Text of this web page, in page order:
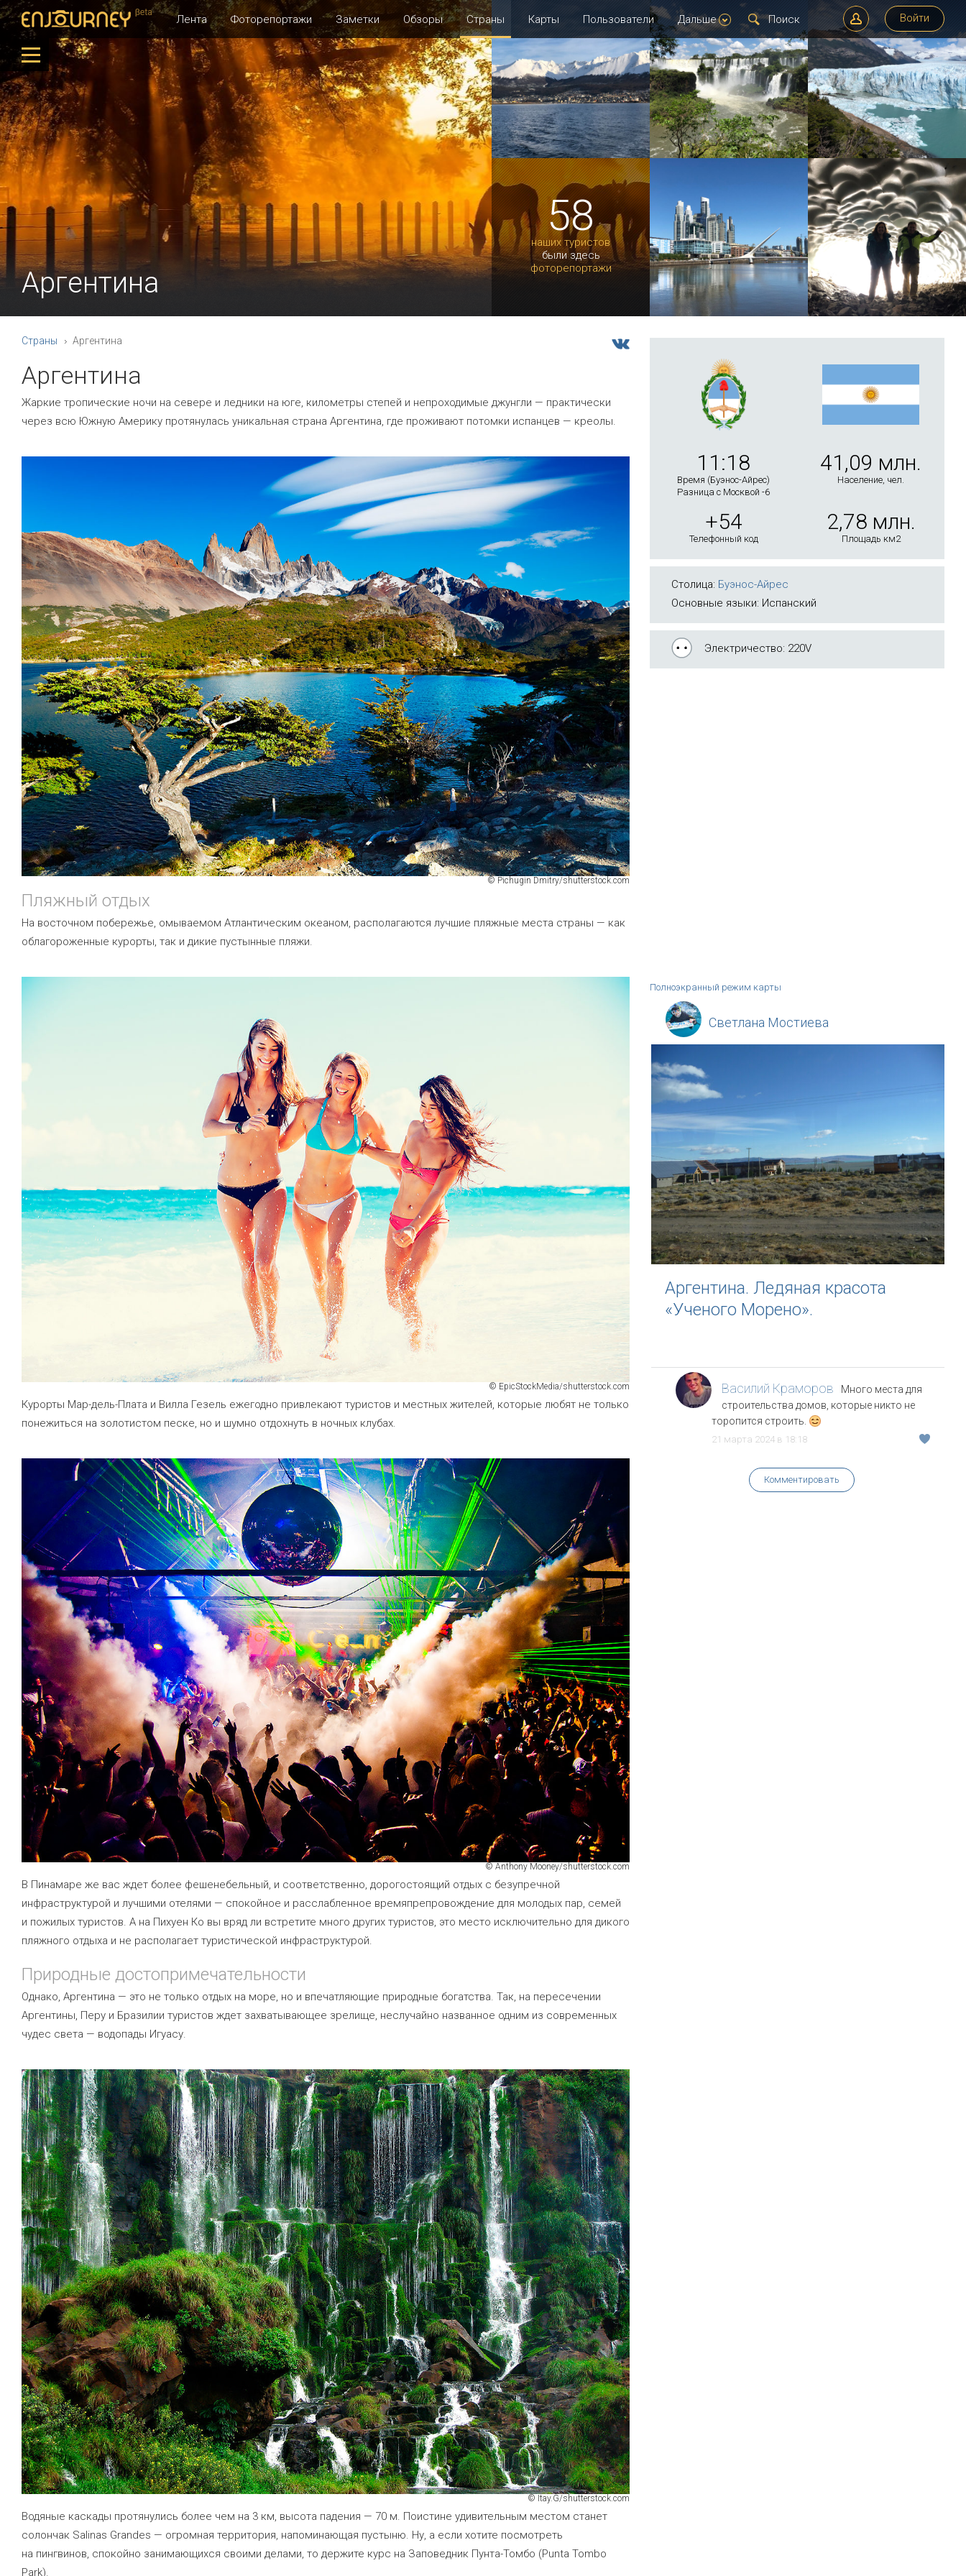
Войти
Лента Фоторепортажи Заметки Обзоры Страны Карты Пользователи Дальше
58
наших туристов
были здесь
фоторепортажи
Аргентина
11:18
Время (Буэнос-Айрес)
Разница с Москвой -6
41,09 млн.
Население, чел.
+54
Телефонный код
2,78 млн.
Площадь км2
Столица: Буэнос-Айрес
Основные языки: Испанский
Электричество: 220V
Полноэкранный режим карты
Светлана Мостиева
Аргентина. Ледяная красота
«Ученого Морено».
Василий Краморов
Много места для
строительства домов, которые никто не
торопится строить.
21 марта 2024 в 18:18
Комментировать
Страны Аргентина
Аргентина
Жаркие тропические ночи на севере и ледники на юге, километры степей и непроходимые джунгли — практически
через всю Южную Америку протянулась уникальная страна Аргентина, где проживают потомки испанцев — креолы.
© Pichugin Dmitry/shutterstock.com
Пляжный отдых
На восточном побережье, омываемом Атлантическим океаном, располагаются лучшие пляжные места страны — как
облагороженные курорты, так и дикие пустынные пляжи.
© EpicStockMedia/shutterstock.com
Курорты Мар-дель-Плата и Вилла Гезель ежегодно привлекают туристов и местных жителей, которые любят не только
понежиться на золотистом песке, но и шумно отдохнуть в ночных клубах.
© Anthony Mooney/shutterstock.com
В Пинамаре же вас ждет более фешенебельный, и соответственно, дорогостоящий отдых с безупречной
инфраструктурой и лучшими отелями — спокойное и расслабленное времяпрепровождение для молодых пар, семей
и пожилых туристов. А на Пихуен Ко вы вряд ли встретите много других туристов, это место исключительно для дикого
пляжного отдыха и не располагает туристической инфраструктурой.
Природные достопримечательности
Однако, Аргентина — это не только отдых на море, но и впечатляющие природные богатства. Так, на пересечении
Аргентины, Перу и Бразилии туристов ждет захватывающее зрелище, неслучайно названное одним из современных
чудес света — водопады Игуасу.
© Itay.G/shutterstock.com
Водяные каскады протянулись более чем на 3 км, высота падения — 70 м. Поистине удивительным местом станет
солончак Salinas Grandes — огромная территория, напоминающая пустыню. Ну, а если хотите посмотреть
на пингвинов, спокойно занимающихся своими делами, то держите курс на Заповедник Пунта-Томбо (Punta Tombo
Park).